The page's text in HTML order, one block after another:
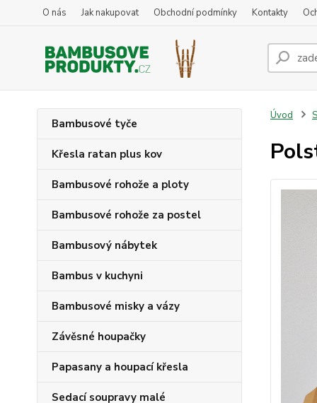
O nás Jak nakupovat Obchodní podmínky Kontakty
Bambusové tyče
Křesla ratan plus kov
Bambusové rohože a ploty
Bambusové rohože za postel
Bambusový nábytek
Bambus v kuchyni
Bambusové misky a vázy
Závěsné houpačky
Papasany a houpací křesla
Sedací soupravy malé
Úvod